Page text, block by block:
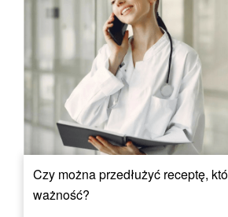
Czy można przedłużyć receptę,
ważność?